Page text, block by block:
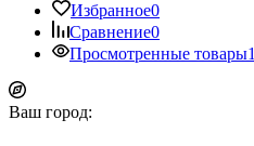
Избранное0
Сравнение0
Просмотренные товары1
Ваш город: